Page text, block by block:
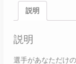
説明
説明
選手があなただけ